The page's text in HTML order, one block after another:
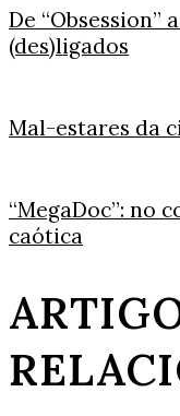
De “Obsession”
(des)ligados
Mal-estares da
“MegaDoc”: no
caótica